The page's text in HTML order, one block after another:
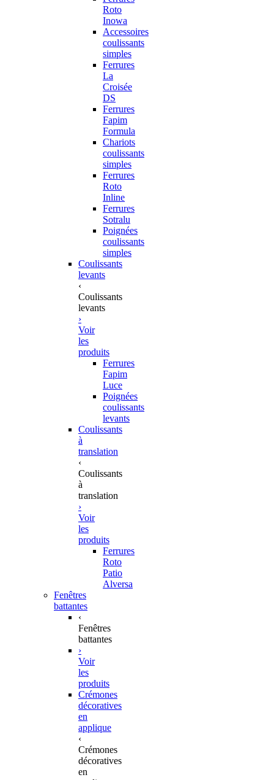
Roto
Inowa
Accessoires
coulissants
simples
Ferrures
La
Croisée
DS
Ferrures
Fapim
Formula
Chariots
coulissants
simples
Ferrures
Roto
Inline
Ferrures
Sotralu
Poignées
coulissants
simples
Coulissants
levants
‹
Coulissants
levants
›
Voir
les
produits
Ferrures
Fapim
Luce
Poignées
coulissants
levants
Coulissants
à
translation
‹
Coulissants
à
translation
›
Voir
les
produits
Ferrures
Roto
Patio
Alversa
Fenêtres
battantes
‹
Fenêtres
battantes
›
Voir
les
produits
Crémones
décoratives
en
applique
‹
Crémones
décoratives
en